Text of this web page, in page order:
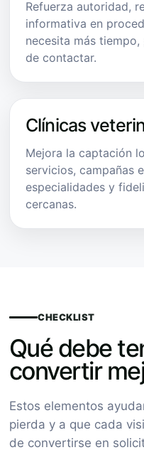
Refuerza autoridad,
informativa en
necesita más
de contactar.
Clínicas
Mejora la captación
servicios, campañas
especialidades y
cercanas.
CHECKLIST
Qué debe
convertir
Estos elementos
pierda y a que cada
de convertirse en